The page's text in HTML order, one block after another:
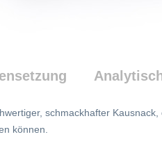
schmackhafter
können.